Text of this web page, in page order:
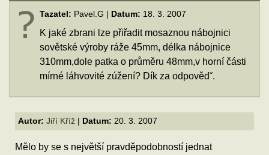
Tazatel: Pavel.G | Datum: 18. 3. 2007
K jaké zbrani lze přiřadit mosaznou nábojnici
sovětské výroby ráže 45mm, délka nábojnice
310mm,dole patka o průměru 48mm,v horní části
mírné láhvovité zúžení? Dík za odpovědˇ.
Autor: Jiří Kříž Datum: 20. 3. 2007
Mělo by se s největší pravděpodobností jednat